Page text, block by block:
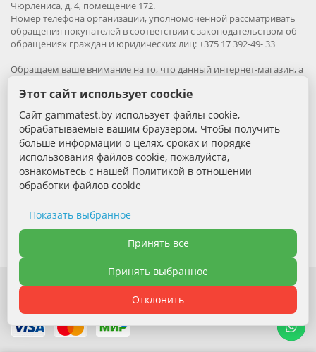
Чюрлениса, д. 4, помещение 172.
Номер телефона организации, уполномоченной рассматривать
обращения покупателей в соответствии с законодательством об
обращениях граждан и юридических лиц: +375 17 392-49- 33
Обращаем ваше внимание на то, что данный интернет-магазин, а
нём, носит исключительно информационный характер и ни при
Вся информация на сайте – собственность интернет-магазина
gammatest.by. Все права защищены.
Публикация информации с сайта без разрешения
правообладателя запрена.
+375 (29) 389-88-68 - Специалист по продажам
Электронная почта: sales@gammatest.by
Этот сайт использует coockie
Сайт gammatest.by использует файлы cookie,
обрабатываемые вашим браузером. Чтобы получить
больше информации о целях, сроках и порядке
использования файлов cookie, пожалуйста,
ознакомьтесь с нашей Политикой в отношении
обработки файлов cookie
Показать выбранное
Необходимые cookie
Аналитические cookie
Функциональные cookie
Политика обработки файлов cookie
Принять все
Принять выбранное
Отклонить